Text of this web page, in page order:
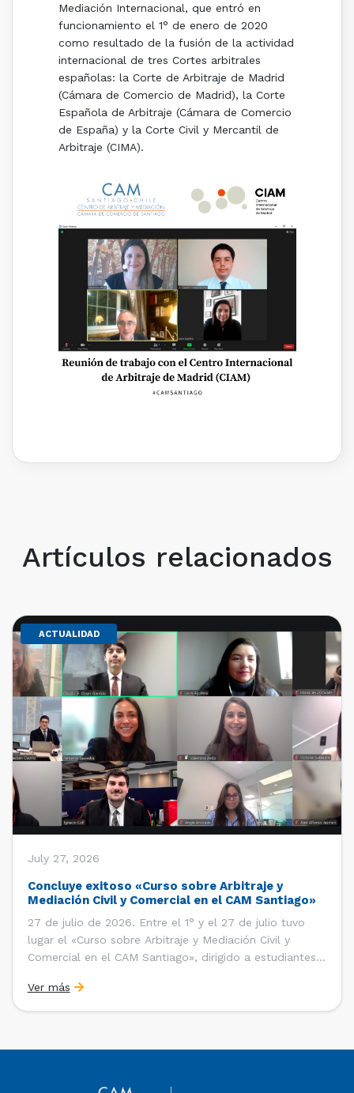
Mediación Internacional, que entró en
funcionamiento el 1° de enero de 2020
como resultado de la fusión de la actividad
internacional de tres Cortes arbitrales
españolas: la Corte de Arbitraje de Madrid
(Cámara de Comercio de Madrid), la Corte
Española de Arbitraje (Cámara de Comercio
de España) y la Corte Civil y Mercantil de
Arbitraje (CIMA).
Artículos relacionados
ACTUALIDAD
July 27, 2026
Concluye exitoso «Curso sobre Arbitraje y
Mediación Civil y Comercial en el CAM Santiago»
27 de julio de 2026. Entre el 1° y el 27 de julio tuvo
lugar el «Curso sobre Arbitraje y Mediación Civil y
Comercial en el CAM Santiago», dirigido a estudiantes,
entre 2023 y 2025 ganaron el «Pre-Moot del CAM
Santiago», […]
Ver más